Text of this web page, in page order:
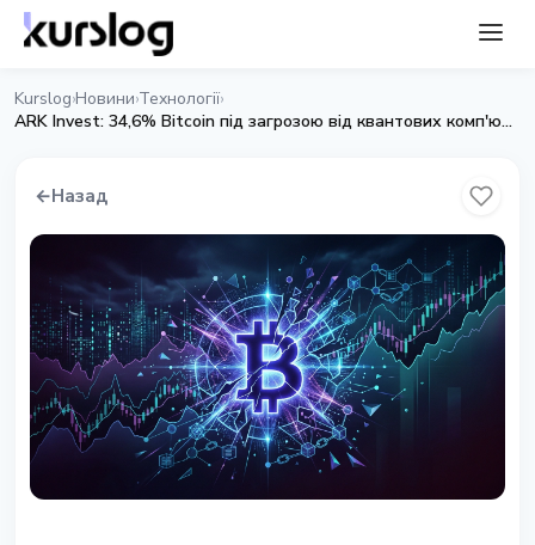
Kurslog›Новини›Технології›
ARK Invest: 34,6% Bitcoin під загрозою від квантових комп'ютерів
←Назад